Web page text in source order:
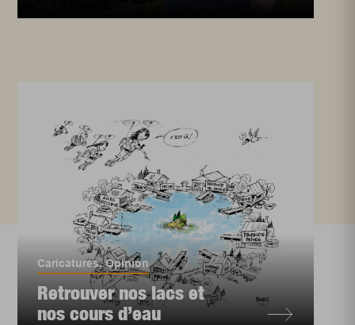
Caricatures,Opinion
Retrouver nos lacs et
nos cours d’eau